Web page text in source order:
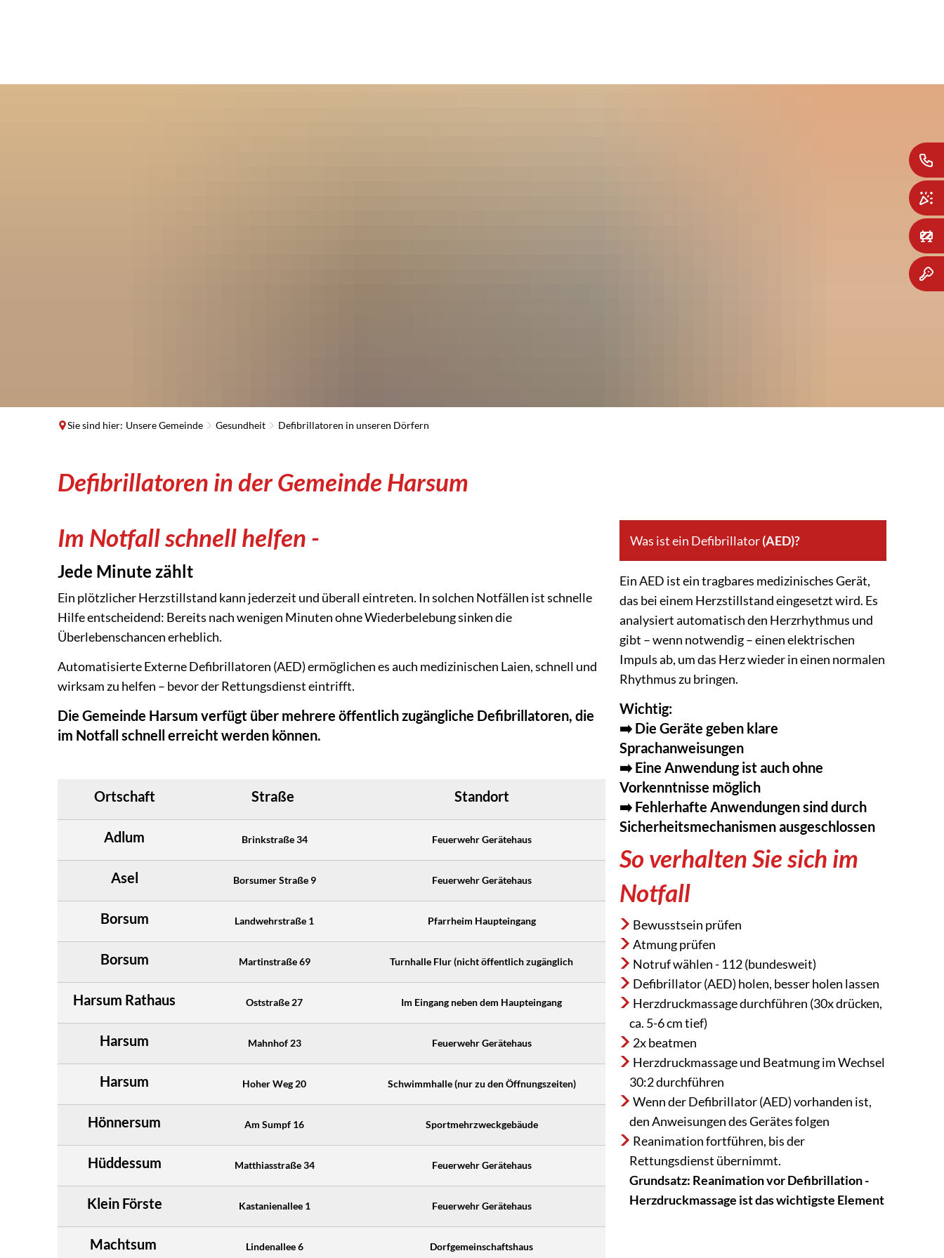
Sie sind hier: Unsere Gemeinde Gesundheit Defibrillatoren in unseren Dörfern
Defibrillatoren
unseren
Dörfern
Defibrillatoren in der Gemeinde Harsum
Im Notfall schnell helfen -
Jede Minute zählt
Ein plötzlicher Herzstillstand kann jederzeit und überall eintreten. In solchen Notfällen ist schnelle
Hilfe entscheidend: Bereits nach wenigen Minuten ohne Wiederbelebung sinken die
Überlebenschancen erheblich.
Automatisierte Externe Defibrillatoren (AED) ermöglichen es auch medizinischen Laien, schnell und
wirksam zu helfen – bevor der Rettungsdienst eintrifft.
Die Gemeinde Harsum verfügt über mehrere öffentlich zugängliche Defibrillatoren, die
im Notfall schnell erreicht werden können.
Ortschaft Straße Standort
Adlum Brinkstraße 34 Feuerwehr Gerätehaus
Asel Borsumer Straße 9 Feuerwehr Gerätehaus
Borsum Landwehrstraße 1 Pfarrheim Haupteingang
Borsum Martinstraße 69 Turnhalle Flur (nicht öffentlich zugänglich
Harsum Rathaus Oststraße 27 Im Eingang neben dem Haupteingang
Harsum Mahnhof 23 Feuerwehr Gerätehaus
Harsum Hoher Weg 20 Schwimmhalle (nur zu den Öffnungszeiten)
Hönnersum Am Sumpf 16 Sportmehrzweckgebäude
Hüddessum Matthiasstraße 34 Feuerwehr Gerätehaus
Klein Förste Kastanienallee 1 Feuerwehr Gerätehaus
Machtsum Lindenallee 6 Dorfgemeinschaftshaus
Was ist ein Defibrillator(AED)?
Ein AED ist ein tragbares medizinisches Gerät,
das bei einem Herzstillstand eingesetzt wird. Es
analysiert automatisch den Herzrhythmus und
gibt – wenn notwendig – einen elektrischen
Impuls ab, um das Herz wieder in einen normalen
Rhythmus zu bringen.
Wichtig:
➡️ Die Geräte geben klare
Sprachanweisungen
➡️ Eine Anwendung ist auch ohne
Vorkenntnisse möglich
➡️ Fehlerhafte Anwendungen sind durch
Sicherheitsmechanismen ausgeschlossen
So verhalten Sie sich im
Notfall
Bewusstsein prüfen
Atmung prüfen
Notruf wählen - 112 (bundesweit)
Defibrillator (AED) holen, besser holen lassen
Herzdruckmassage durchführen (30x drücken,
ca. 5-6 cm tief)
2x beatmen
Herzdruckmassage und Beatmung im Wechsel
30:2 durchführen
Wenn der Defibrillator (AED) vorhanden ist,
den Anweisungen des Gerätes folgen
Reanimation fortführen, bis der
Rettungsdienst übernimmt.
Grundsatz: Reanimation vor Defibrillation -
Herzdruckmassage ist das wichtigste Element